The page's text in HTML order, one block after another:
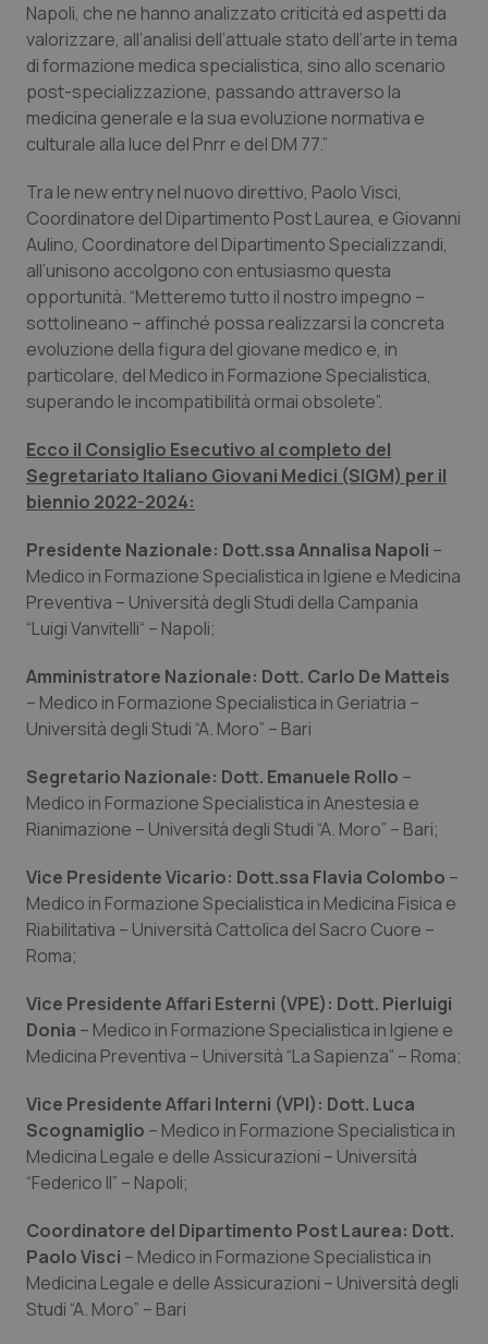
Provincia Autonoma di Trento
Puglia
Sardegna
Sicilia
Toscana
Umbria
Valle D’Aosta
Ipertensione & Scompenso
Malattie rare
Malattia di Crohn & Rettocolite Ulcerosa
Neuroscienze & patologie neurodegenerative
Obesità
Oftalmologia
Oncodermatologia
Oncologia & Nutrizione
Psoriasi & pelle
Quotidiano Cardiologia
Quotidiano Oncologia
Quotidiano Pediatria
Rene & patologie urogenitali
Salute orale & impianti
Sangue & coagulazione
Tiroide
Tumore al seno
Tumore ovarico
Tumori del Polmone & Testa Collo
Tumori gastrointestinali
Ulcera & Reflusso
Napoli, che ne hanno analizzato criticità ed aspetti da
valorizzare, all’analisi dell’attuale stato dell’arte in tema
di formazione medica specialistica, sino allo scenario
post-specializzazione, passando attraverso la
medicina generale e la sua evoluzione normativa e
culturale alla luce del Pnrr e del DM 77.”
Tra le new entry nel nuovo direttivo, Paolo Visci,
Coordinatore del Dipartimento Post Laurea, e Giovanni
Aulino, Coordinatore del Dipartimento Specializzandi,
all’unisono accolgono con entusiasmo questa
opportunità. “Metteremo tutto il nostro impegno –
sottolineano – affinché possa realizzarsi la concreta
evoluzione della figura del giovane medico e, in
particolare, del Medico in Formazione Specialistica,
superando le incompatibilità ormai obsolete”.
Ecco il Consiglio Esecutivo al completo del
Segretariato Italiano Giovani Medici (SIGM) per il
biennio 2022-2024:
Presidente Nazionale: Dott.ssa Annalisa Napoli –
Medico in Formazione Specialistica in Igiene e Medicina
Preventiva – Università degli Studi della Campania
“Luigi Vanvitelli“ – Napoli;
Amministratore Nazionale: Dott. Carlo De Matteis
– Medico in Formazione Specialistica in Geriatria –
Università degli Studi “A. Moro” – Bari
Segretario Nazionale: Dott. Emanuele Rollo –
Medico in Formazione Specialistica in Anestesia e
Rianimazione – Università degli Studi “A. Moro” – Bari;
Vice Presidente Vicario: Dott.ssa Flavia Colombo –
Medico in Formazione Specialistica in Medicina Fisica e
Riabilitativa – Università Cattolica del Sacro Cuore –
Roma;
Vice Presidente Affari Esterni (VPE): Dott. Pierluigi
Donia – Medico in Formazione Specialistica in Igiene e
Medicina Preventiva – Università “La Sapienza” – Roma;
Vice Presidente Affari Interni (VPI): Dott. Luca
Scognamiglio – Medico in Formazione Specialistica in
Medicina Legale e delle Assicurazioni – Università
“Federico II” – Napoli;
Coordinatore del Dipartimento Post Laurea: Dott.
Paolo Visci – Medico in Formazione Specialistica in
Medicina Legale e delle Assicurazioni – Università degli
Studi “A. Moro” – Bari